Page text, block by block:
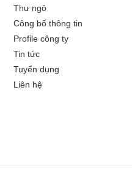
Thư ngỏ
Công bố thông tin
Profile công ty
Tin tức
Tuyển dụng
Liên hệ